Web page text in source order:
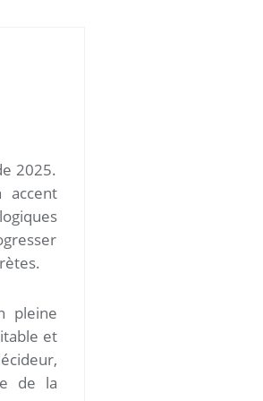
2025.
accent
pleine
et
de la